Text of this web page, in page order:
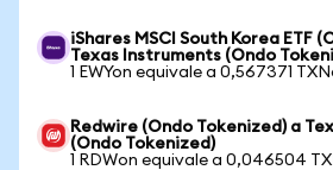
iShares MSCI South Korea ETF
Texas Instruments (Ondo
1 EWYon equivale a 0,567371
Redwire (Ondo Tokenized) a
(Ondo Tokenized)
1 RDWon equivale a 0,046504